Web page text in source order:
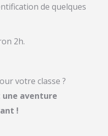
de quelques
2h.
votre classe ?
aventure
!